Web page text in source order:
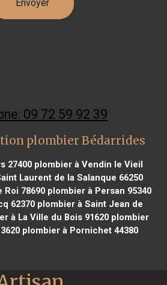
09 72 59 92 39
plombier Bédarrides
27400plombier à Vendin le Vieil
Laurent de la Salanque 66250
Roi 78690plombier à Persan 95340
62370plombier à Saint Jean de
à La Ville du Bois 91620 plombier
plombier à Pornichet 44380